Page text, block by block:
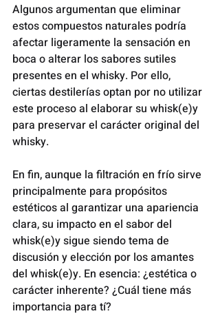
Algunos argumentan que eliminar
estos compuestos naturales podría
afectar ligeramente la sensación en
boca o alterar los sabores sutiles
presentes en el whisky. Por ello,
ciertas destilerías optan por no utilizar
este proceso al elaborar su whisk(e)y
para preservar el carácter original del
whisky.
En fin, aunque la filtración en frío sirve
principalmente para propósitos
estéticos al garantizar una apariencia
clara, su impacto en el sabor del
whisk(e)y sigue siendo tema de
discusión y elección por los amantes
del whisk(e)y. En esencia: ¿estética o
carácter inherente? ¿Cuál tiene más
importancia para tí?